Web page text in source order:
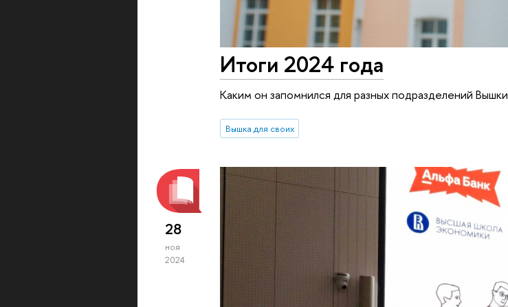
Итоги 2024 года
Каким он запомнился для разных подразделений Вышки
Вышка для своих
28
ноя
2024